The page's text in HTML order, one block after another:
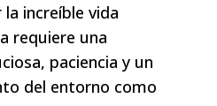
increíble vida
requiere una
paciencia y un
del entorno como